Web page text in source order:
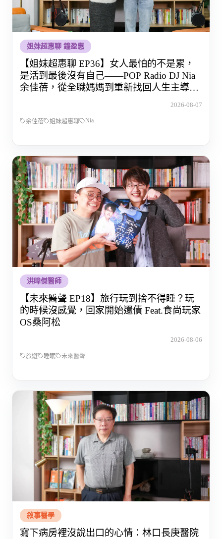
姐妹超惠聊 鐘盈惠
【姐妹超惠聊 EP36】女人最怕的不是累，
是活到最後沒有自己——POP Radio DJ Nia
余佳蓓，從全職媽媽到重新找回人生主導權
2026-08-07
余佳蓓 姐妹超惠聊 Nia
洪暐傑醫師
【未來醫聲 EP18】旅行玩到捨不得睡？玩
的時候沒感覺，回家開始還債 Feat.食尚玩家
OS桑阿松
2026-08-06
旅遊 睡眠 未來醫聲
敘事醫學
寫下病房裡沒說出口的心情：林口長庚醫院